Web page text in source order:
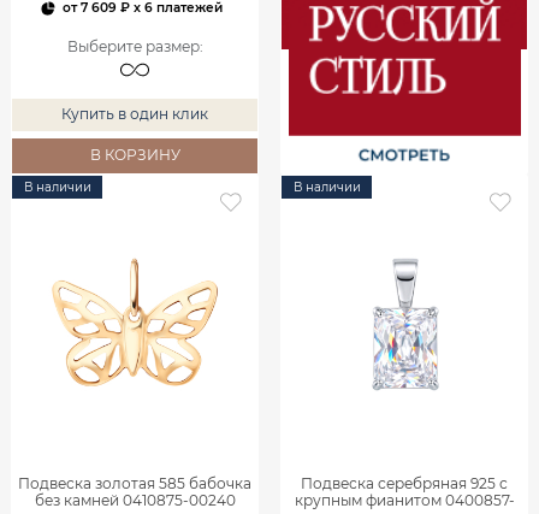
от7 609 ₽x 6 платежей
Выберите размер:
Купить в один клик
В КОРЗИНУ
В наличии
Подвеска золотая 585 бабочка
без камней 0410875-00240
В наличии
Подвеска серебряная 925 с
крупным фианитом 0400857-